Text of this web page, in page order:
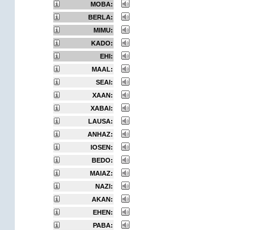
MOBA:
BERLA:
MIMU:
KADO:
EHI:
MAAL:
SEAI:
XAAN:
XABAI:
LAUSA:
ANHAZ:
IOSEN:
BEDO:
MAIAZ:
NAZI:
AKAN:
EHEN:
PABA: